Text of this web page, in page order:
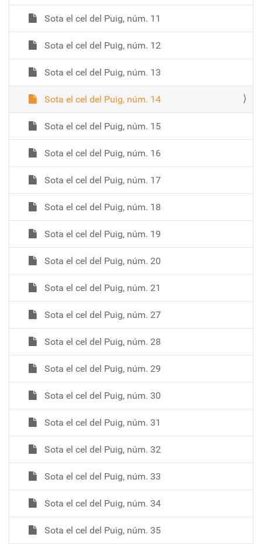
Sota el cel del Puig, núm. 11
Sota el cel del Puig, núm. 12
Sota el cel del Puig, núm. 13
Sota el cel del Puig, núm. 14
Sota el cel del Puig, núm. 15
Sota el cel del Puig, núm. 16
Sota el cel del Puig, núm. 17
Sota el cel del Puig, núm. 18
Sota el cel del Puig, núm. 19
Sota el cel del Puig, núm. 20
Sota el cel del Puig, núm. 21
Sota el cel del Puig, núm. 27
Sota el cel del Puig, núm. 28
Sota el cel del Puig, núm. 29
Sota el cel del Puig, núm. 30
Sota el cel del Puig, núm. 31
Sota el cel del Puig, núm. 32
Sota el cel del Puig, núm. 33
Sota el cel del Puig, núm. 34
Sota el cel del Puig, núm. 35